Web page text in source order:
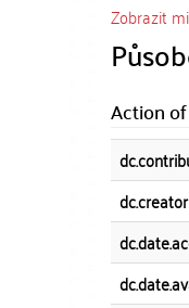
Zobrazit
Action
dc.creator